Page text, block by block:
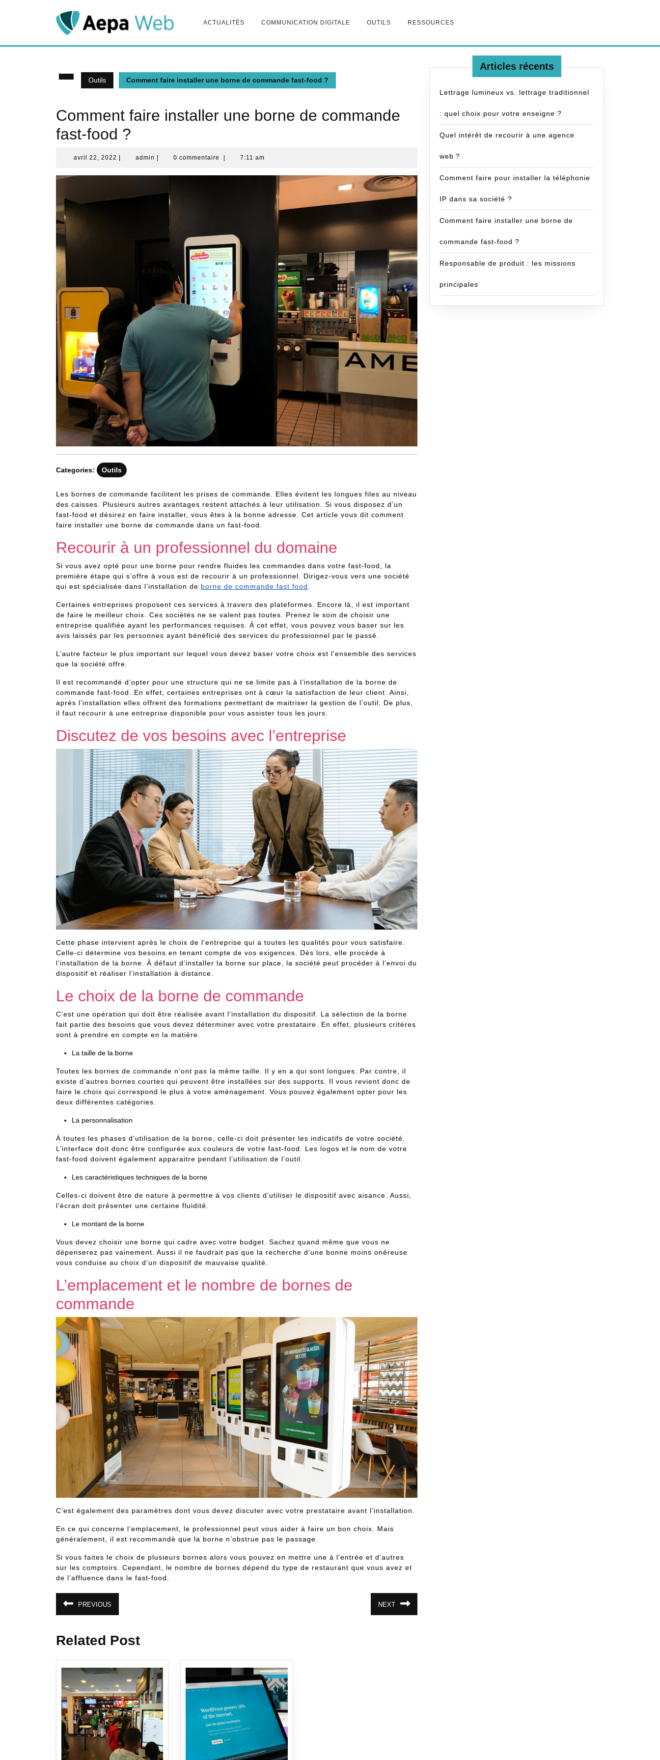
ACTUALITÉS COMMUNICATION DIGITALE OUTILS RESSOURCES
Outils Comment faire installer une borne de commande fast-food ?
Comment faire installer une borne de commande
fast-food ?
avril 22, 2022 avril
admin admin0 commentaire 7:11 am
Categories: Outils
Les bornes de commande facilitent les prises de commande. Elles évitent les longues files au niveau
des caisses. Plusieurs autres avantages restent attachés à leur utilisation. Si vous disposez d’un
fast-food et désirez en faire installer, vous êtes à la bonne adresse. Cet article vous dit comment
faire installer une borne de commande dans un fast-food.
Recourir à un professionnel du domaine
Si vous avez opté pour une borne pour rendre fluides les commandes dans votre fast-food, la
première étape qui s’offre à vous est de recourir à un professionnel. Dirigez-vous vers une société
qui est spécialisée dans l’installation de borne de commande fast food
Certaines entreprises proposent ces services à travers des plateformes. Encore là, il est important
de faire le meilleur choix. Ces sociétés ne se valent pas toutes. Prenez le soin de choisir une
entreprise qualifiée ayant les performances requises. À cet effet, vous pouvez vous baser sur les
avis laissés par les personnes ayant bénéficié des services du professionnel par le passé.
L’autre facteur le plus important sur lequel vous devez baser votre choix est l’ensemble des services
que la société offre.
Il est recommandé d’opter pour une structure qui ne se limite pas à l’installation de la borne de
commande fast-food. En effet, certaines entreprises ont à cœur la satisfaction de leur client. Ainsi,
après l’installation elles offrent des formations permettant de maitriser la gestion de l’outil. De plus,
il faut recourir à une entreprise disponible pour vous assister tous les jours.
Discutez de vos besoins avec l’entreprise
Cette phase intervient après le choix de l’entreprise qui a toutes les qualités pour vous satisfaire.
Celle-ci détermine vos besoins en tenant compte de vos exigences. Dès lors, elle procède à
l’installation de la borne. À défaut d’installer la borne sur place, la société peut procéder à l’envoi du
dispositif et réaliser l’installation à distance.
Le choix de la borne de commande
C’est une opération qui doit être réalisée avant l’installation du dispositif. La sélection de la borne
fait partie des besoins que vous devez déterminer avec votre prestataire. En effet, plusieurs critères
sont à prendre en compte en la matière.
La taille de la borne
Toutes les bornes de commande n’ont pas la même taille. Il y en a qui sont longues. Par contre, il
existe d’autres bornes courtes qui peuvent être installées sur des supports. Il vous revient donc de
faire le choix qui correspond le plus à votre aménagement. Vous pouvez également opter pour les
deux différentes catégories.
La personnalisation
À toutes les phases d’utilisation de la borne, celle-ci doit présenter les indicatifs de votre société.
L’interface doit donc être configurée aux couleurs de votre fast-food. Les logos et le nom de votre
fast-food doivent également apparaitre pendant l’utilisation de l’outil.
Les caractéristiques techniques de la borne
Celles-ci doivent être de nature à permettre à vos clients d’utiliser le dispositif avec aisance. Aussi,
l’écran doit présenter une certaine fluidité.
Le montant de la borne
Vous devez choisir une borne qui cadre avec votre budget. Sachez quand même que vous ne
dépenserez pas vainement. Aussi il ne faudrait pas que la recherche d’une bonne moins onéreuse
vous conduise au choix d’un dispositif de mauvaise qualité.
L’emplacement et le nombre de bornes de
commande
C’est également des paramètres dont vous devez discuter avec votre prestataire avant l’installation.
En ce qui concerne l’emplacement, le professionnel peut vous aider à faire un bon choix. Mais
généralement, il est recommandé que la borne n’obstrue pas le passage.
Si vous faites le choix de plusieurs bornes alors vous pouvez en mettre une à l’entrée et d’autres
sur les comptoirs. Cependant, le nombre de bornes dépend du type de restaurant que vous avez et
de l’affluence dans le fast-food.
Navigation
de
l’article
PREVIOUS
précédent
NEXT
suivant
Related Post
Articles récents
Lettrage lumineux vs. lettrage traditionnel
: quel choix pour votre enseigne ?
Quel intérêt de recourir à une agence
web ?
Comment faire pour installer la téléphonie
IP dans sa société ?
Comment faire installer une borne de
commande fast-food ?
Responsable de produit : les missions
principales